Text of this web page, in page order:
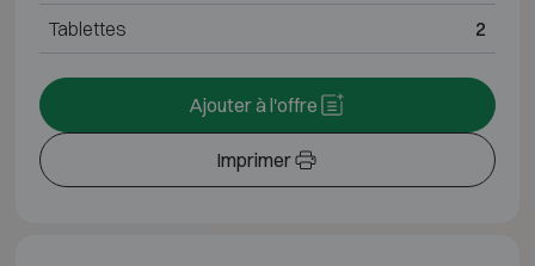
Tablettes 2
Imprimer
Ajouter à l'offre